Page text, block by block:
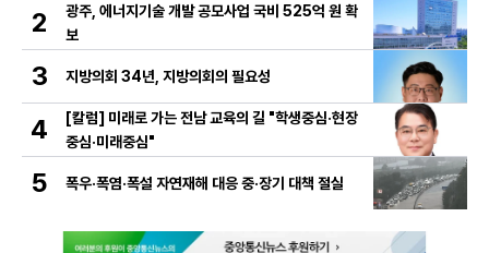
2
광주, 에너지기술 개발 공모사업 국비 525억 원 확
보
3 지방의회 34년, 지방의회의 필요성
4
[칼럼] 미래로 가는 전남 교육의 길 "학생중심·현장
중심·미래중심"
5 폭우·폭염·폭설 자연재해 대응 중·장기 대책 절실